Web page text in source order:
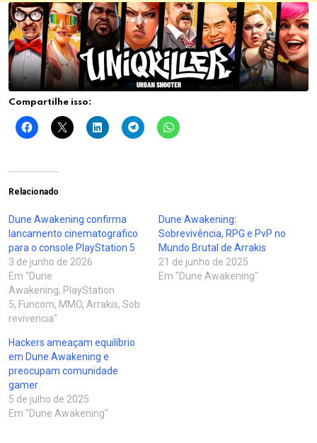
Compartilhe isso:
Relacionado
Dune Awakening confirma
lancamento cinematografico
para o console PlayStation 5
3 de junho de 2026
Em "Dune
Awakening, PlayStation
5, Funcom, MMO, Arrakis, Sob
revivencia"
Dune Awakening:
Sobrevivência, RPG e PvP no
Mundo Brutal de Arrakis
21 de junho de 2025
Em "Dune Awakening"
Hackers ameaçam equilíbrio
em Dune Awakening e
preocupam comunidade
gamer
5 de julho de 2025
Em "Dune Awakening"